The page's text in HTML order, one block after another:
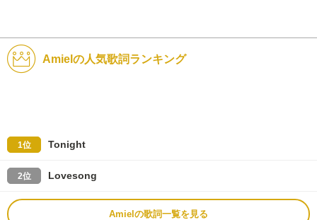
Amielの人気歌詞ランキング
1位 Tonight
2位 Lovesong
Amielの歌詞一覧を見る